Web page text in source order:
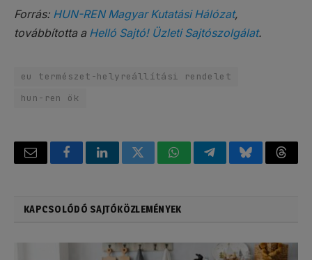
Forrás: HUN-REN Magyar Kutatási Hálózat,
továbbította a Helló Sajtó! Üzleti Sajtószolgálat.
eu természet-helyreállítási rendelet
hun-ren ök
Email FacebookLinkedInTwitterWhatsAppTelegramBluesky
KAPCSOLÓDÓ SAJTÓKÖZLEMÉNYEK